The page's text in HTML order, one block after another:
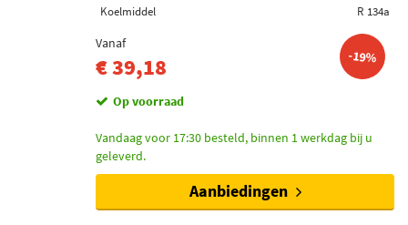
Koelmiddel
R 134a
Vanaf
€ 39,18 -19%
Op voorraad
Vandaag voor 17:30 besteld, binnen 1 werkdag bij u
geleverd.
Aanbiedingen